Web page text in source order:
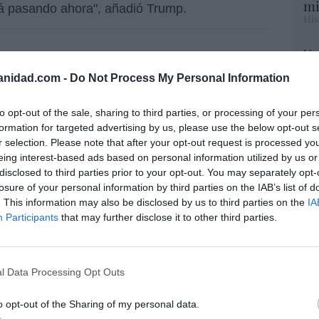
- Do Not Process My Personal Information
opt-out of the sale, sharing to third parties, or processing of your
for targeted advertising by us, please use the below opt-out
selection. Please note that after your opt-out request is processed
interest-based ads based on personal information utilized by us
to third parties prior to your opt-out. You may separately
of your personal information by third parties on the IAB’s list of
This information may also be disclosed by us to third parties on the
Participants that may further disclose it to other third parties.
Data Processing Opt Outs
opt-out of the Sharing of my personal data.
pasando ahora", añadió Trump.
ataca una base estadounidense
este artículo?
newsletter y recibe cada dia
destacado de Hispanidad